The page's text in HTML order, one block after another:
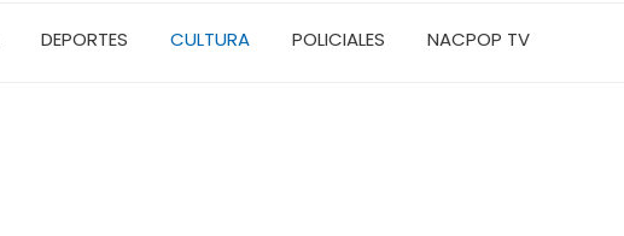
DEPORTES CULTURA POLICIALES NACPOP TV